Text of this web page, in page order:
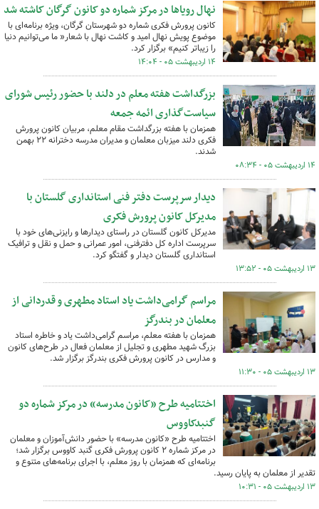
نهال رویاها در مرکز شماره دو کانون گرگان کاشته شد
کانون پرورش فکری شماره دو شهرستان گرگان، ویژه برنامه‌ای با
موضوع پویش نهال امید و کاشت نهال با شعار« ما می‌توانیم دنیا
را زیباتر کنیم» برگزار کرد.
۱۴ اردیبهشت ۰۵ - ۱۴:۰۴
بزرگداشت هفته معلم در دلند با حضور رئیس شورای
سیاست‌گذاری ائمه جمعه
همزمان با هفته بزرگداشت مقام معلم، مربیان کانون پرورش
فکری دلند میزبان معلمان و مدیران مدرسه دخترانه ۲۲ بهمن
شدند.
۱۴ اردیبهشت ۰۵ - ۰۸:۳۴
دیدار سرپرست دفتر فنی استانداری گلستان با
مدیرکل کانون پرورش فکری
مدیرکل کانون گلستان در راستای دیدارها و رایزنی‌های خود با
سرپرست اداره کل دفترفنی، امور عمرانی و حمل و نقل و ترافیک
استانداری گلستان دیدار و گفتگو کرد.
۱۳ اردیبهشت ۰۵ - ۱۳:۵۲
مراسم گرامی‌داشت یاد استاد مطهری و قدردانی از
معلمان در بندرگز
همزمان با هفته معلم، مراسم گرامی‌داشت یاد و خاطره استاد
بزرگ شهید مطهری و تجلیل از معلمان فعال در طرح‌های کانون
و مدارس در کانون پرورش فکری بندرگز برگزار شد.
۱۳ اردیبهشت ۰۵ - ۱۱:۳۰
اختتامیه طرح «کانون مدرسه» در مرکز شماره دو
گنبدکاووس
اختتامیه طرح «کانون مدرسه» با حضور دانش‌آموزان و معلمان
در مرکز شماره ۲ کانون پرورش فکری گنبد کاووس برگزار شد؛
برنامه‌ای که همزمان با روز معلم، با اجرای برنامه‌های متنوع و
تقدیر از معلمان به پایان رسید.
۱۳ اردیبهشت ۰۵ - ۱۰:۳۱